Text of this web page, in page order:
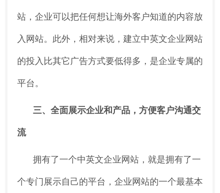
站，企业可以把任何想让海外客户知道的内容放
入网站。此外，相对来说，建立中英文企业网站
的投入比其它广告方式要低得多，是企业专属的
平台。
三、全面展示企业和产品，方便客户沟通交
流
拥有了一个中英文企业网站，就是拥有了一
个专门展示自己的平台，企业网站的一个最基本